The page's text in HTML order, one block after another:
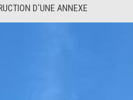
D'UNE ANNEXE